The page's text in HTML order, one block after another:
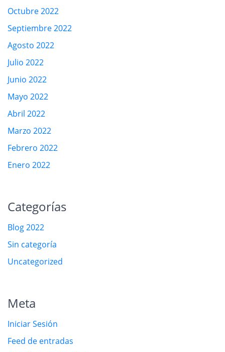
Octubre 2022
Septiembre 2022
Agosto 2022
Julio 2022
Junio 2022
Mayo 2022
Abril 2022
Marzo 2022
Febrero 2022
Enero 2022
Categorías
Blog 2022
Sin categoría
Uncategorized
Meta
Iniciar Sesión
Feed de entradas